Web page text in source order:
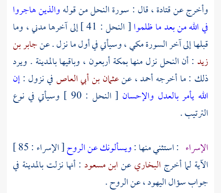
وأخرج عنقتادة، قال : سورة النحل من قولهوالذين هاجروا
في الله من بعد ما ظلموا
[ النحل : 41 ] إلى آخرها مدني ، وما
قبلها إلى آخر السورة مكي ، وسيأتي في أول ما نزل . عنجابر بن
زيد : أن النحل نزل منهابمكةأربعون ، وباقيهابالمدينة . ويرد
ذلك : ما أخرجهأحمد ،عنعثمان بن أبي العاصفي نزول :إن
الله يأمر بالعدل والإحسان
[ النحل : 90 ] وسيأتي في نوع
الترتيب .
الإسراء : استثني منها :ويسألونك عن الروح
[ الإسراء : 85 ]
الآية لما أخرج البخاريعنابن مسعود : أنها نزلتبالمدينة في
جواب سؤالاليهود ،عن الروح .